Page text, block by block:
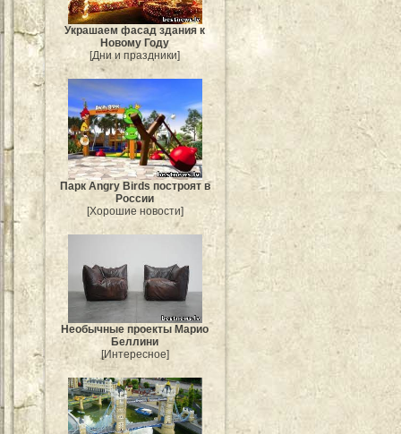
Украшаем фасад здания к
Новому Году
[Дни и праздники]
Парк Angry Birds построят в
России
[Хорошие новости]
Необычные проекты Марио
Беллини
[Интересное]